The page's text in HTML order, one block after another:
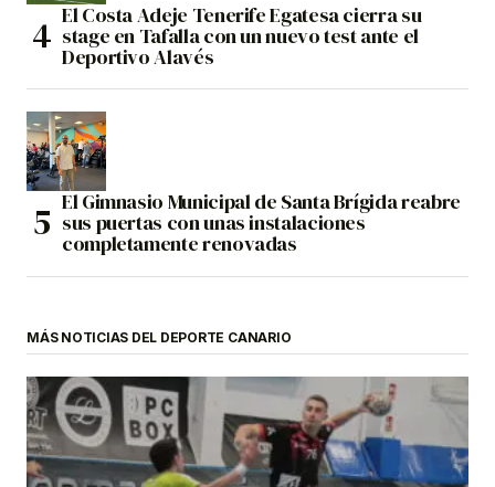
El Costa Adeje Tenerife Egatesa cierra su
stage en Tafalla con un nuevo test ante el
Deportivo Alavés
El Gimnasio Municipal de Santa Brígida reabre
sus puertas con unas instalaciones
completamente renovadas
MÁS NOTICIAS DEL DEPORTE CANARIO